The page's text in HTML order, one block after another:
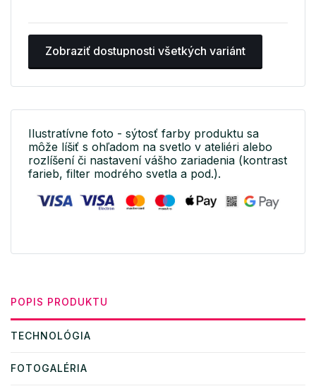
Zobraziť dostupnosti všetkých variánt
Ilustratívne foto - sýtosť farby produktu sa
môže líšiť s ohľadom na svetlo v ateliéri alebo
rozlíšení či nastavení vášho zariadenia (kontrast
farieb, filter modrého svetla a pod.).
POPIS PRODUKTU
TECHNOLÓGIA
FOTOGALÉRIA